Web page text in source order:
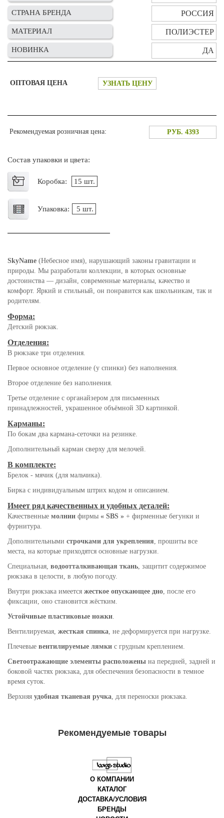
СТРАНА БРЕНДА РОССИЯ
МАТЕРИАЛ ПОЛИЭСТЕР
НОВИНКА ДА
ОПТОВАЯ ЦЕНА УЗНАТЬ ЦЕНУ
Рекомендуемая розничная цена: РУБ. 4393
Состав упаковки и цвета:
Коробка: 15 шт.
Упаковка: 5 шт.
SkyName (Небесное имя), нарушающий законы гравитации и
природы. Мы разработали коллекции, в которых основные
достоинства — дизайн, современные материалы, качество и
комфорт. Яркий и стильный, он понравится как школьникам, так и
родителям.
Форма:
Детский рюкзак.
Отделения:
В рюкзаке три отделения.
Первое основное отделение (у спинки) без наполнения.
Второе отделение без наполнения.
Третье отделение с органайзером для письменных
принадлежностей, украшенное объёмной 3D картинкой.
Карманы:
По бокам два кармана-сеточки на резинке.
Дополнительный карман сверху для мелочей.
В комплекте:
Брелок - мячик (для мальчика).
Бирка с индивидуальным штрих кодом и описанием.
Имеет ряд качественных и удобных деталей:
Качественные молнии фирмы « SBS » + фирменные бегунки и
фурнитура.
Дополнительными строчками для укрепления, прошиты все
места, на которые приходятся основные нагрузки.
Специальная, водоотталкивающая ткань, защитит содержимое
рюкзака в целости, в любую погоду.
Внутри рюкзака имеется жесткое опускающее дно, после его
фиксации, оно становится жёстким.
Устойчивые пластиковые ножки.
Вентилируемая, жесткая спинка, не деформируется при нагрузке.
Плечевые вентилируемые лямки с грудным креплением.
Светоотражающие элементы расположены на передней, задней и
боковой частях рюкзака, для обеспечения безопасности в темное
время суток.
Верхняя удобная тканевая ручка, для переноски рюкзака.
Рекомендуемые товары
О КОМПАНИИ
КАТАЛОГ
ДОСТАВКА/УСЛОВИЯ
БРЕНДЫ